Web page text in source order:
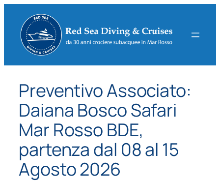
contenuto
Preventivo Associato:
Daiana Bosco Safari
Mar Rosso BDE,
partenza dal 08 al 15
Agosto 2026